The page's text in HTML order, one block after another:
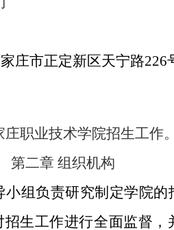
庄市正定新区天宁路226
职业技术学院招生工作。
第二章 组织机构
小组负责研究制定学院的
生工作进行全面监督，